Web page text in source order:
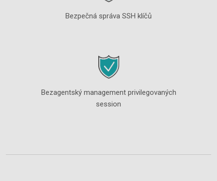
Bezpečná správa SSH klíčů
Bezagentský management privilegovaných
session